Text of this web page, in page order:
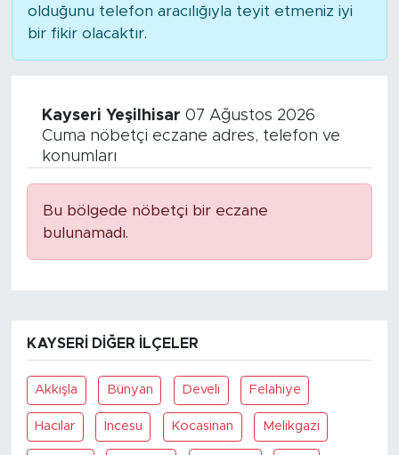
olduğunu telefon aracılığıyla teyit etmeniz iyi
bir fikir olacaktır.
Kayseri Yeşilhisar 07 Ağustos 2026
Cuma nöbetçi eczane adres, telefon ve
konumları
Bu bölgede nöbetçi bir eczane
bulunamadı.
KAYSERI DIĞER İLÇELER
Akkışla Bünyan Develi Felahiye
Hacılar İncesu Kocasinan Melikgazi
Politika